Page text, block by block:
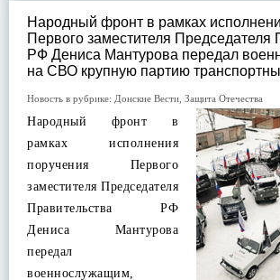
Народный фронт в рамках
Первого заместителя Председателя
РФ Дениса Мантурова передал
на СВО крупную партию
Новость в рубрике: Донские Вести Защита Отечества
Народный фронт в
рамках исполнения
поручения Первого
заместителя Председателя
Правительства РФ
Дениса Мантурова
передал
военнослужащим,